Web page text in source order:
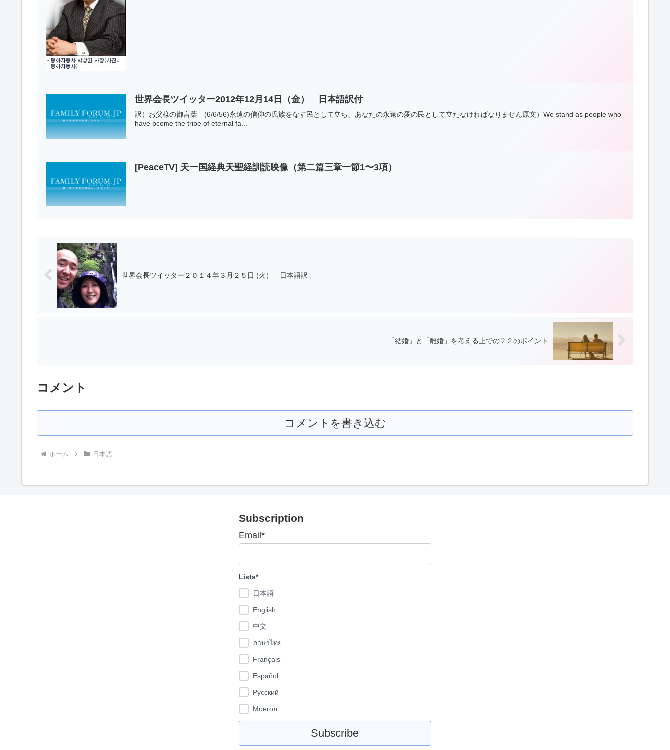
世界会長ツイッター2012年12月14日（金） 日本語訳付
訳）お父様の御言葉 (6/6/56)永遠の信仰の氏族をなす民として立ち、あなたの永遠の愛の民として立たなければなりません原文）We stand as people who
have bcome the tribe of eternal fa...
[PeaceTV] 天一国経典天聖経訓読映像（第二篇三章一節1〜3項）
世界会長ツイッター２０１４年３月２５日 (火） 日本語訳
「結婚」と「離婚」を考える上での２２のポイント
コメント
コメントを書き込む
ホーム 日本語
Subscription
Email*
Lists*
日本語
English
中文
ภาษาไทย
Français
Español
Pусский
Монгол